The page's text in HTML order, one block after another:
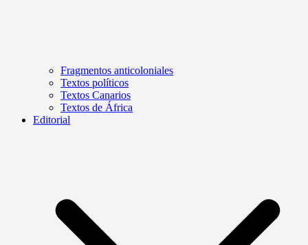
Fragmentos anticoloniales
Textos políticos
Textos Canarios
Textos de África
Editorial